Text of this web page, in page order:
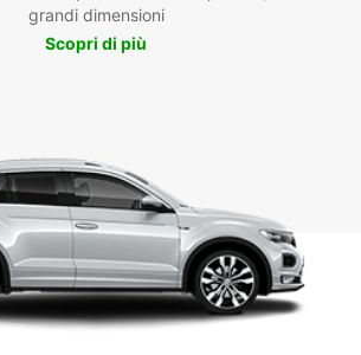
grandi dimensioni
Scopri di più